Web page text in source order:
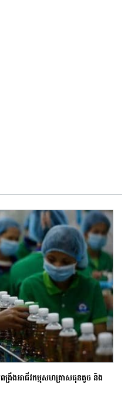
ង្រឹងអាជីវកម្មសហគ្រាសធុនតូច និង